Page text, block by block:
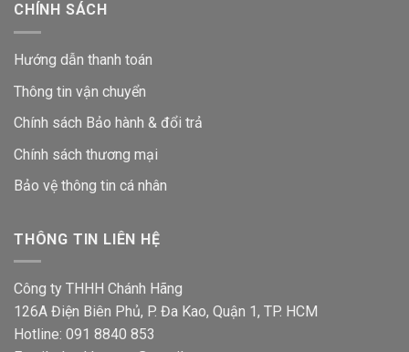
CHÍNH SÁCH
Hướng dẫn thanh toán
Thông tin vận chuyển
Chính sách Bảo hành & đổi trả
Chính sách thương mại
Bảo vệ thông tin cá nhân
THÔNG TIN LIÊN HỆ
Công ty THHH Chánh Hãng
126A Điện Biên Phủ, P. Đa Kao, Quận 1, TP. HCM
Hotline: 091 8840 853